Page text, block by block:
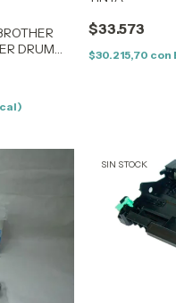
DRUM
$33.573
$30.215,70 con
SIN STOCK